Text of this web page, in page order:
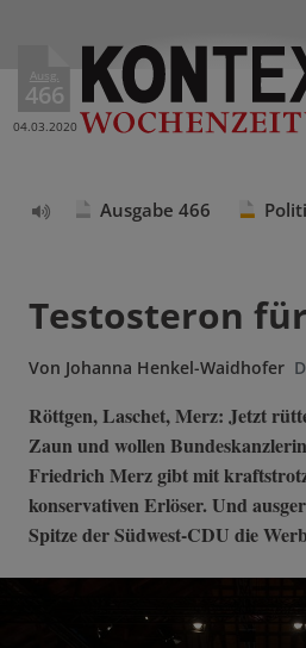
Ausg.
466
04.03.2020
Ausgabe 466
Testosteron
Von Johanna Henkel-Waidhofer
Röttgen, Laschet, Merz: Jetzt
Zaun und wollen
Friedrich Merz gibt mit
konservativen Erlöser. Und
Spitze der Südwest-CDU die